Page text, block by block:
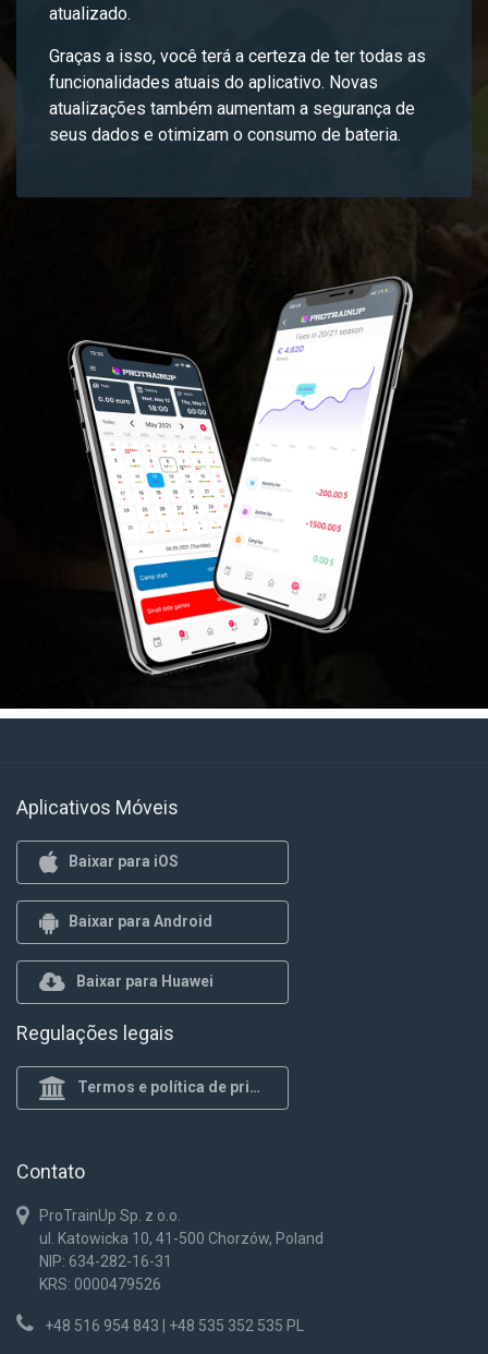
atualizado.
Graças a isso, você terá a certeza de ter todas as
funcionalidades atuais do aplicativo. Novas
atualizações também aumentam a segurança de
seus dados e otimizam o consumo de bateria.
Aplicativos Móveis
Baixar para iOS
Baixar para Android
Baixar para Huawei
Regulações legais
Termos e política de privacidade
Contato
ProTrainUp Sp. z o.o.
ul. Katowicka 10, 41-500 Chorzów, Poland
NIP: 634-282-16-31
KRS: 0000479526
+48 516 954 843 | +48 535 352 535 PL